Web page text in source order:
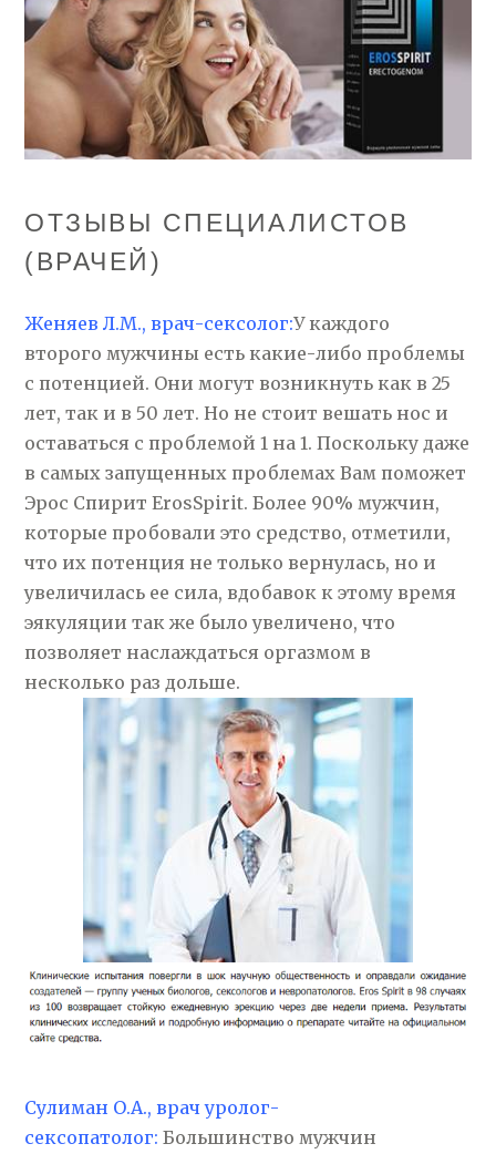
ОТЗЫВЫ СПЕЦИАЛИСТОВ
(ВРАЧЕЙ)
Женяев Л.М., врач-сексолог:У каждого
второго мужчины есть какие-либо проблемы
с потенцией. Они могут возникнуть как в 25
лет, так и в 50 лет. Но не стоит вешать нос и
оставаться с проблемой 1 на 1. Поскольку даже
в самых запущенных проблемах Вам поможет
Эрос Спирит ErosSpirit. Более 90% мужчин,
которые пробовали это средство, отметили,
что их потенция не только вернулась, но и
увеличилась ее сила, вдобавок к этому время
эякуляции так же было увеличено, что
позволяет наслаждаться оргазмом в
несколько раз дольше.
Сулиман О.А., врач уролог-
сексопатолог:Большинство мужчин